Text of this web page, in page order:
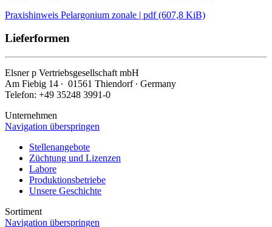
Praxishinweis Pelargonium zonale | pdf (607,8 KiB)
Lieferformen
Elsnerp Vertriebsgesellschaft mbH
Am Fiebig 14 ∙ 01561 Thiendorf ∙ Germany
Telefon: +49 35248 3991-0
Unternehmen
Navigation überspringen
Stellenangebote
Züchtung und Lizenzen
Labore
Produktionsbetriebe
Unsere Geschichte
Sortiment
Navigation überspringen